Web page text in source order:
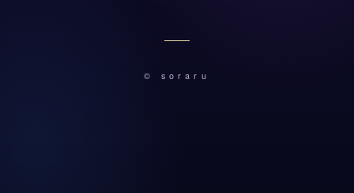
© soraru